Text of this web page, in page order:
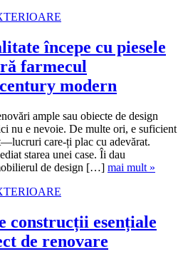
începe cu piesele
farmecul
modern
ample sau obiecte de design
nu e nevoie. De multe ori, e suficient
care-ți plac cu adevărat.
starea unei case. Îi dau
de design […] mai mult »
construcții esențiale
de renovare